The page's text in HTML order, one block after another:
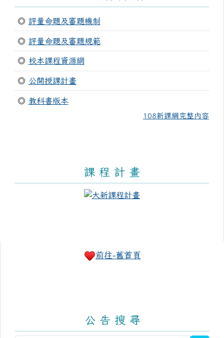
◎ 評量命題及審題機制
◎ 評量命題及審題規範
◎ 校本課程資源網
◎ 公開授課計畫
◎ 教科書版本
108新課綱完整內容
課 程 計 畫
前往-舊首頁
公 告 搜 尋